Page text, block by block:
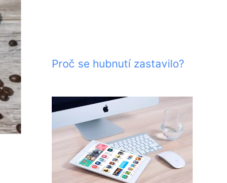
Proč se hubnutí zastavilo?